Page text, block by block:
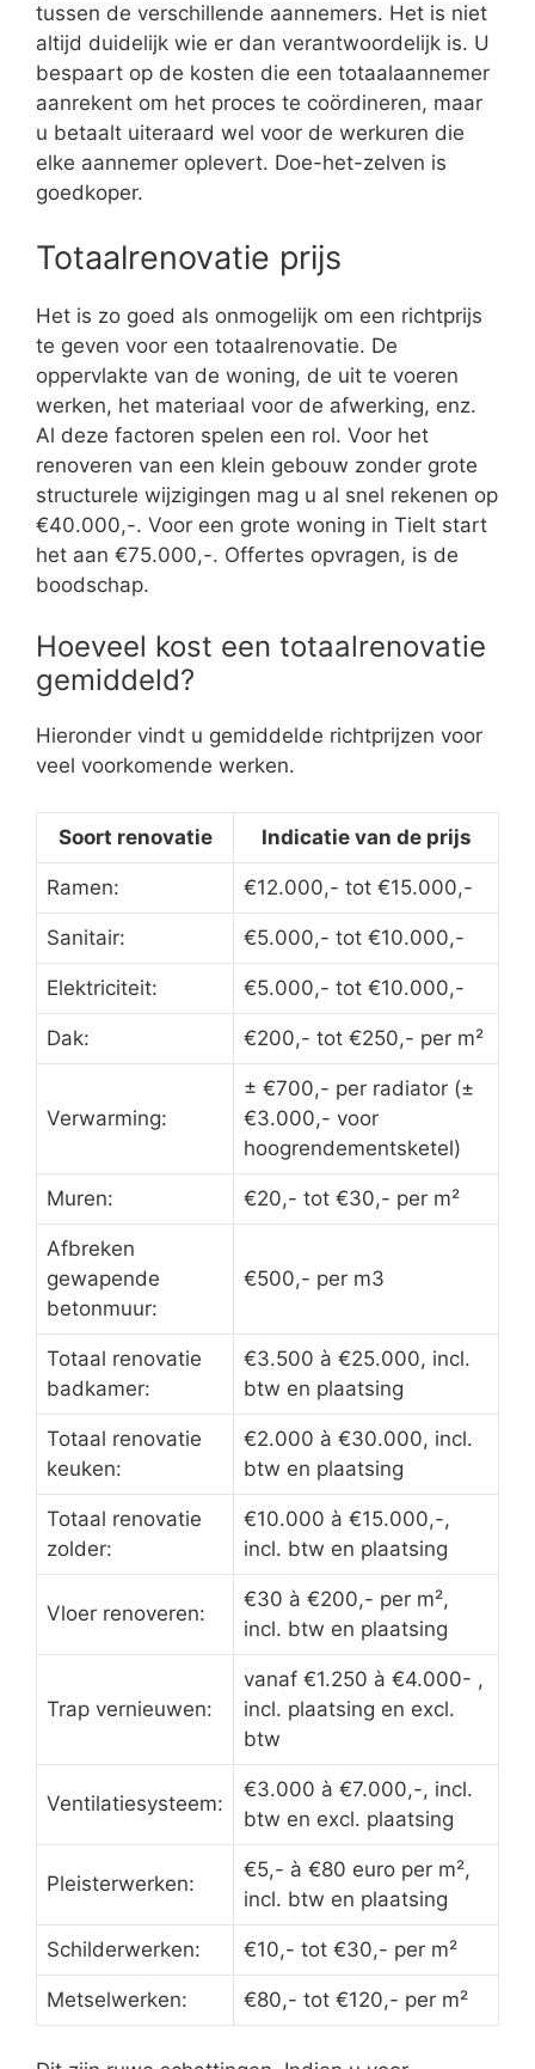
tussen de verschillende aannemers. Het is niet
altijd duidelijk wie er dan verantwoordelijk is. U
bespaart op de kosten die een totaalaannemer
aanrekent om het proces te coördineren, maar
u betaalt uiteraard wel voor de werkuren die
elke aannemer oplevert. Doe-het-zelven is
goedkoper.
Totaalrenovatie prijs
Het is zo goed als onmogelijk om een richtprijs
te geven voor een totaalrenovatie. De
oppervlakte van de woning, de uit te voeren
werken, het materiaal voor de afwerking, enz.
Al deze factoren spelen een rol. Voor het
renoveren van een klein gebouw zonder grote
structurele wijzigingen mag u al snel rekenen op
€40.000,-. Voor een grote woning in Tielt start
het aan €75.000,-. Offertes opvragen, is de
boodschap.
Hoeveel kost een totaalrenovatie
gemiddeld?
Hieronder vindt u gemiddelde richtprijzen voor
veel voorkomende werken.
Soort renovatie Indicatie van de prijs
Ramen: €12.000,- tot €15.000,-
Sanitair: €5.000,- tot €10.000,-
Elektriciteit: €5.000,- tot €10.000,-
Dak: €200,- tot €250,- per m²
Verwarming:
± €700,- per radiator (±
€3.000,- voor
hoogrendementsketel)
Muren: €20,- tot €30,- per m²
Afbreken
gewapende
betonmuur:
€500,- per m3
Totaal renovatie
badkamer:
€3.500 à €25.000, incl.
btw en plaatsing
Totaal renovatie
keuken:
€2.000 à €30.000, incl.
btw en plaatsing
Totaal renovatie
zolder:
€10.000 à €15.000,-,
incl. btw en plaatsing
Vloer renoveren:
€30 à €200,- per m²,
incl. btw en plaatsing
Trap vernieuwen:
vanaf €1.250 à €4.000- ,
incl. plaatsing en excl.
btw
Ventilatiesysteem:
€3.000 à €7.000,-, incl.
btw en excl. plaatsing
Pleisterwerken:
€5,- à €80 euro per m²,
incl. btw en plaatsing
Schilderwerken: €10,- tot €30,- per m²
Metselwerken: €80,- tot €120,- per m²